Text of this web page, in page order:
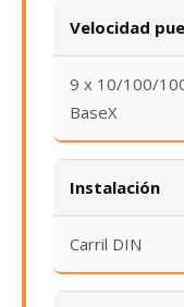
Velocidad
9 x 10/100/
BaseX
Instalación
Carril DIN